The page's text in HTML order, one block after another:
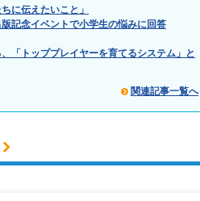
に伝えたいこと」
記念イベントで小学生の悩みに回答
「トッププレイヤーを育てるシステム」と
関連記事一覧へ